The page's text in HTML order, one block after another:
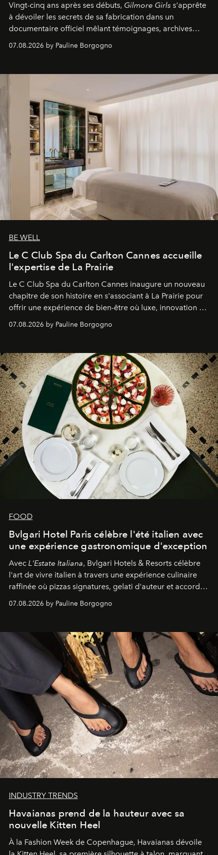
Vingt-cinq ans après ses débuts, Gilmore Girls s'apprête
à dévoiler les secrets de sa fabrication dans un
documentaire officiel mêlant témoignages, archives
inédites et plongée dans les coulisses d'un phénomène
générationnel.
07.08.2026 by Pauline Borgogno
BE WELL
Le C Club Spa du Carlton Cannes accueille
l'expertise de La Prairie
Le C Club Spa du Carlton Cannes inaugure un nouveau
chapitre de son histoire en s'associant à La Prairie pour
offrir une expérience de bien-être où luxe, innovation et
expertise se rencontrent.
07.08.2026 by Pauline Borgogno
FOOD
Bvlgari Hotel Paris célèbre l'été italien avec
une expérience gastronomique d'exception
Avec L'Estate Italiana, Bvlgari Hotels & Resorts célèbre
l'art de vivre italien à travers une expérience culinaire
raffinée où pizzas signatures, gelati d'auteur et accords
d'exception composent un véritable voyage sensoriel.
07.08.2026 by Pauline Borgogno
INDUSTRY TRENDS
Havaianas prend de la hauteur avec sa
nouvelle Kitten Heel
À la Fashion Week de Copenhague, Havaianas dévoile